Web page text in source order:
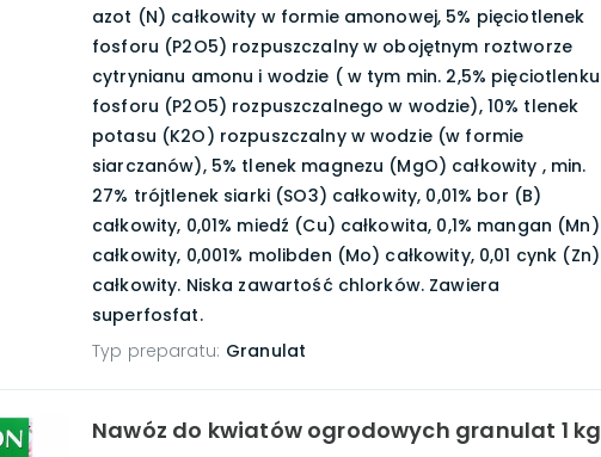
azot (N) całkowity w formie amonowej, 5% pięciotlenek
fosforu (P2O5) rozpuszczalny w obojętnym roztworze
cytrynianu amonu i wodzie ( w tym min. 2,5% pięciotlenku
fosforu (P2O5) rozpuszczalnego w wodzie), 10% tlenek
potasu (K2O) rozpuszczalny w wodzie (w formie
siarczanów), 5% tlenek magnezu (MgO) całkowity , min.
27% trójtlenek siarki (SO3) całkowity, 0,01% bor (B)
całkowity, 0,01% miedź (Cu) całkowita, 0,1% mangan (Mn)
całkowity, 0,001% molibden (Mo) całkowity, 0,01 cynk (Zn)
całkowity. Niska zawartość chlorków. Zawiera
superfosfat.
Typ preparatu: Granulat
Nawóz do kwiatów ogrodowych granulat 1 kg